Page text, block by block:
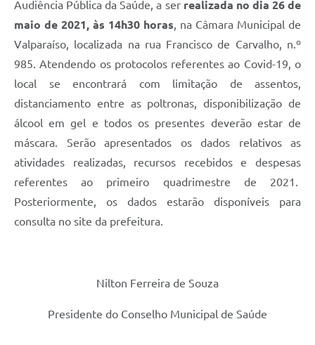
Serviços Online
Telefones Úteis
Jornal
Agenda
Notícias
Audiência Pública da Saúde, a ser realizada no dia 26 de
maio de 2021, às 14h30 horas, na Câmara Municipal de
Valparaíso, localizada na rua Francisco de Carvalho, n.º
985. Atendendo os protocolos referentes ao Covid-19, o
local se encontrará com limitação de assentos,
distanciamento entre as poltronas, disponibilização de
álcool em gel e todos os presentes deverão estar de
máscara. Serão apresentados os dados relativos as
atividades realizadas, recursos recebidos e despesas
referentes ao primeiro quadrimestre de 2021.
Posteriormente, os dados estarão disponíveis para
consulta no site da prefeitura.
Nilton Ferreira de Souza
Presidente do Conselho Municipal de Saúde